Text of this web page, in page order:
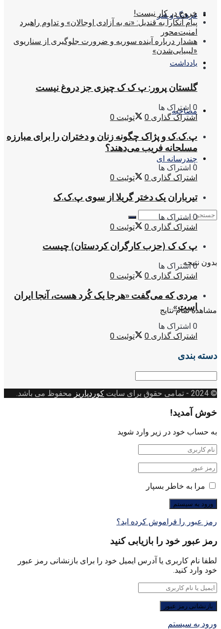
فرهنگ و هنر
یادداشت
مصاحبه
چندرسانه ای
بدون نتیجه
مشاهده تمام نتایج
خروج در کار نیست!
پیام آنکارا به قندیل: «نه به آزادی اوجالان» و تداوم راهبرد
امنیت‌محور
هشدار درباره آینده سوریه و ضرورت جلوگیری از سناریوی
«لیبیایی‌شدن»
گلستان پرور: پ ک ک چیزی جز دروغ نیست
0 اشتراک ها
اشتراک گذاری 0 توئیت 0
پ.ک.ک و پژاک چگونه زنان و دختران را برای مبارزه
مسلحانه فریب می‌دهند؟
0 اشتراک ها
اشتراک گذاری 0 توئیت 0
تیرباران یک دختر گریلا از سوی پ.ک.ک
0 اشتراک ها
اشتراک گذاری 0 توئیت 0
پ ک ک (حزب کارگران کردستان) چیست
0 اشتراک ها
اشتراک گذاری 0 توئیت 0
مردی که می‌گفت «هرجا یک کُرد هست، آنجا ایران
است»
0 اشتراک ها
اشتراک گذاری 0 توئیت 0
دسته بندی
دسته
© 2024
- تمامی حقوق برای سایت کوردپاریز محفوظ می باشد.
خوش آمدید!
به حساب خود در زیر وارد شوید
مرا به خاطر بسپار
رمز عبور را فراموش کرده اید؟
رمز عبور خود را بازیابی کنید
لطفا نام کاربری یا آدرس ایمیل خود را برای بازنشانی رمز عبور
خود وارد کنید.
ورود به سیستم